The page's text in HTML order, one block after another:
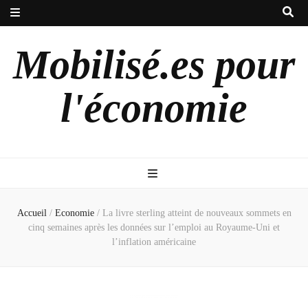
Mobilisé.es pour
l'économie
Accueil / Economie / La livre sterling atteint de nouveaux sommets en
cinq semaines après les données sur l’emploi au Royaume-Uni et
l’inflation américaine